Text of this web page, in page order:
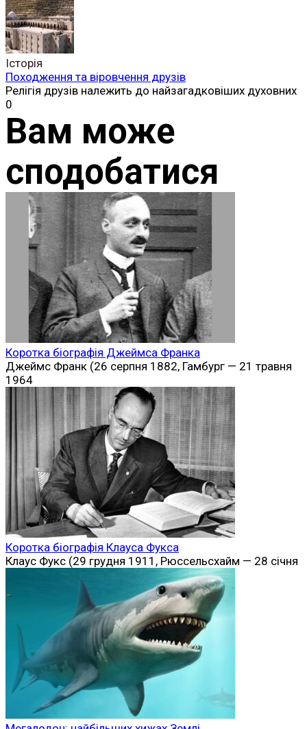
Історія
Походження та віровчення друзів
Релігія друзів належить до найзагадковіших духовних
0
Вам може
сподобатися
Коротка біографія Джеймса Франка
Джеймс Франк (26 серпня 1882, Гамбург — 21 травня
1964
Коротка біографія Клауса Фукса
Клаус Фукс (29 грудня 1911, Рюссельсхайм — 28 січня